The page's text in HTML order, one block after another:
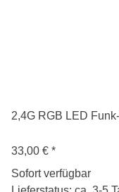
2,4G RGB LED
33,00 € *
Sofort verfügbar